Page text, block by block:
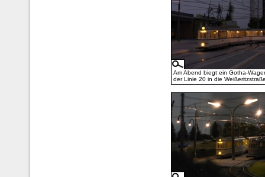
Am Abend biegt ein Gotha-
der Linie 20 in die